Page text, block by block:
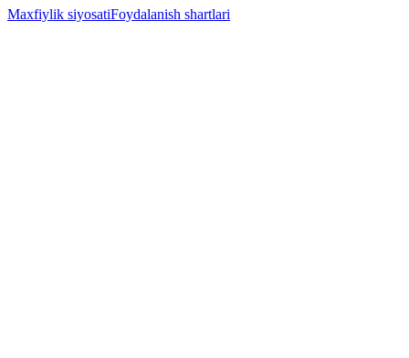
Maxfiylik siyosatiFoydalanish shartlari